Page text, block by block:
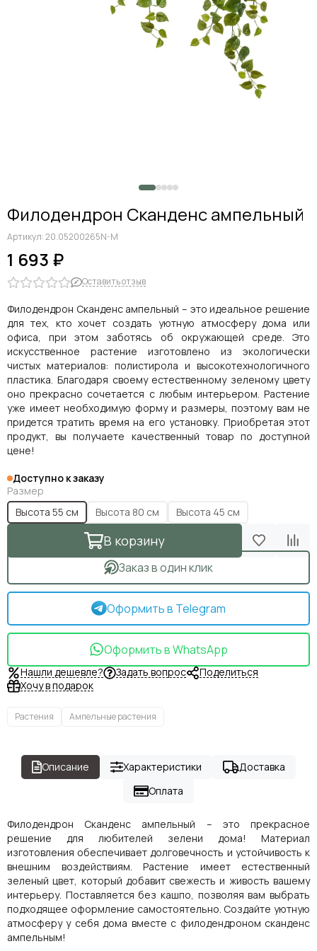
Филодендрон Сканденс ампельный
Артикул:20.05200265N-M
1 693 ₽
Оставить отзыв
Филодендрон Сканденс ампельный – это идеальное решение
для тех, кто хочет создать уютную атмосферу дома или
офиса, при этом заботясь об окружающей среде. Это
искусственное растение изготовлено из экологически
чистых материалов: полистирола и высокотехнологичного
пластика. Благодаря своему естественному зеленому цвету
оно прекрасно сочетается с любым интерьером. Растение
уже имеет необходимую форму и размеры, поэтому вам не
придется тратить время на его установку. Приобретая этот
продукт, вы получаете качественный товар по доступной
цене!
Доступно к заказу
Размер
Высота 55 см
Высота 80 см Высота 45 см
В корзину
Заказ в один клик
Оформить в Telegram
Оформить в WhatsApp
Нашли дешевле? Задать вопрос
Поделиться
Хочу в подарок
Растения Ампельные растения
Описание Характеристики
Доставка
Оплата
Филодендрон Сканденс ампельный – это прекрасное
решение для любителей зелени дома! Материал
изготовления обеспечивает долговечность и устойчивость к
внешним воздействиям. Растение имеет естественный
зеленый цвет, который добавит свежесть и живость вашему
интерьеру. Поставляется без кашпо, позволяя вам выбрать
подходящее оформление самостоятельно. Создайте уютную
атмосферу у себя дома вместе с филодендроном сканденс
ампельным!